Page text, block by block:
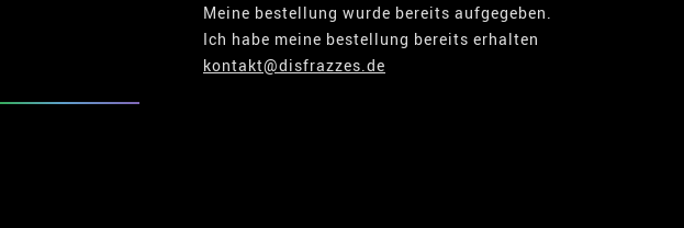
Meine bestellung wurde bereits aufgegeben.
Ich habe meine bestellung bereits erhalten
kontakt@disfrazzes.de